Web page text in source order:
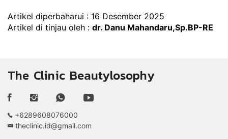
Artikel diperbaharui : 16 Desember 2025
Artikel di tinjau oleh : dr. Danu Mahandaru,Sp.BP-RE
The Clinic Beautylosophy
+6289608076000
theclinic.id@gmail.com